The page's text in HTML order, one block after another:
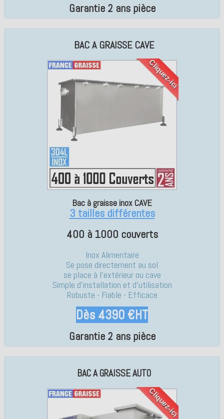
Garantie 2 ans pièce
BAC A GRAISSE CAVE
Cliquez-ici
Bac à graisse inox CAVE
3 tailles différentes
400 à 1000 couverts
Inox Alimentaire
Se pose directement au sol
se place à l'extérieur ou cave
Simple d'installation et d'utilisation
Robuste - Fiable - Efficace
Dès 4390 €HT
Garantie 2 ans pièce
BAC A GRAISSE AUTO
Cliquez-ici